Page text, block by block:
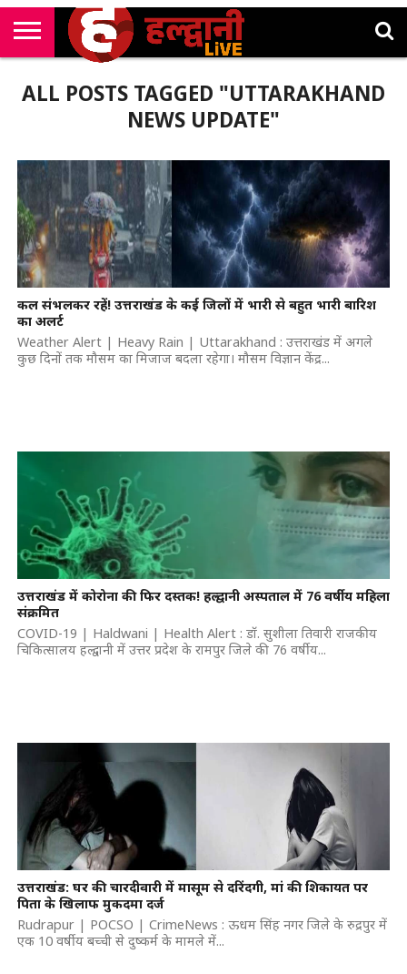
राष्ट्रीय
एम
कॉर्नर
न्यूज़
अलर्ट्स
ALL POSTS TAGGED "UTTARAKHAND
NEWS UPDATE"
कल संभलकर रहें! उत्तराखंड के कई जिलों में भारी से बहुत भारी बारिश
का अलर्ट
Weather Alert | Heavy Rain | Uttarakhand : उत्तराखंड में अगले
कुछ दिनों तक मौसम का मिजाज बदला रहेगा। मौसम विज्ञान केंद्र...
उत्तराखंड में कोरोना की फिर दस्तक! हल्द्वानी अस्पताल में 76 वर्षीय महिला
संक्रमित
COVID-19 | Haldwani | Health Alert : डॉ. सुशीला तिवारी राजकीय
चिकित्सालय हल्द्वानी में उत्तर प्रदेश के रामपुर जिले की 76 वर्षीय...
उत्तराखंड: घर की चारदीवारी में मासूम से दरिंदगी, मां की शिकायत पर
पिता के खिलाफ मुकदमा दर्ज
Rudrapur | POCSO | CrimeNews : ऊधम सिंह नगर जिले के रुद्रपुर में
एक 10 वर्षीय बच्ची से दुष्कर्म के मामले में...